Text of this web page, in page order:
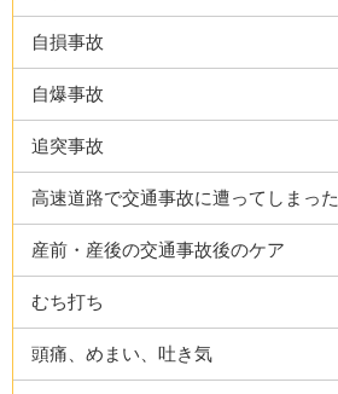
自損事故
自爆事故
追突事故
高速道路で交通事故に遭ってしまった
産前・産後の交通事故後のケア
むち打ち
頭痛、めまい、吐き気